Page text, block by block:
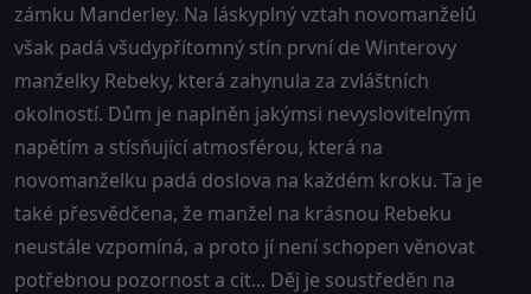
zámku Manderley. Na láskyplný vztah novomanželů
však padá všudypřítomný stín první de Winterovy
manželky Rebeky, která zahynula za zvláštních
okolností. Dům je naplněn jakýmsi nevyslovitelným
napětím a stísňující atmosférou, která na
novomanželku padá doslova na každém kroku. Ta je
také přesvědčena, že manžel na krásnou Rebeku
neustále vzpomíná, a proto jí není schopen věnovat
potřebnou pozornost a cit... Děj je soustředěn na